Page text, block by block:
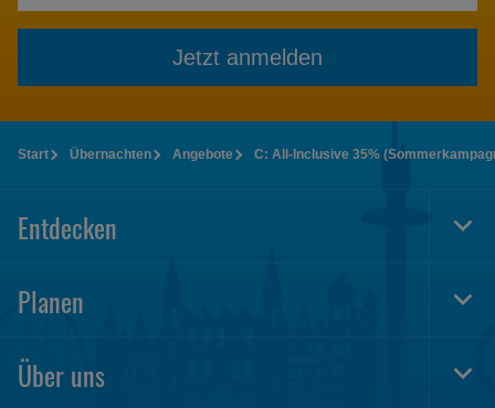
Jetzt anmelden
Start Übernachten Angebote C: All-Inclusive 35%
Entdecken
Planen
Über uns